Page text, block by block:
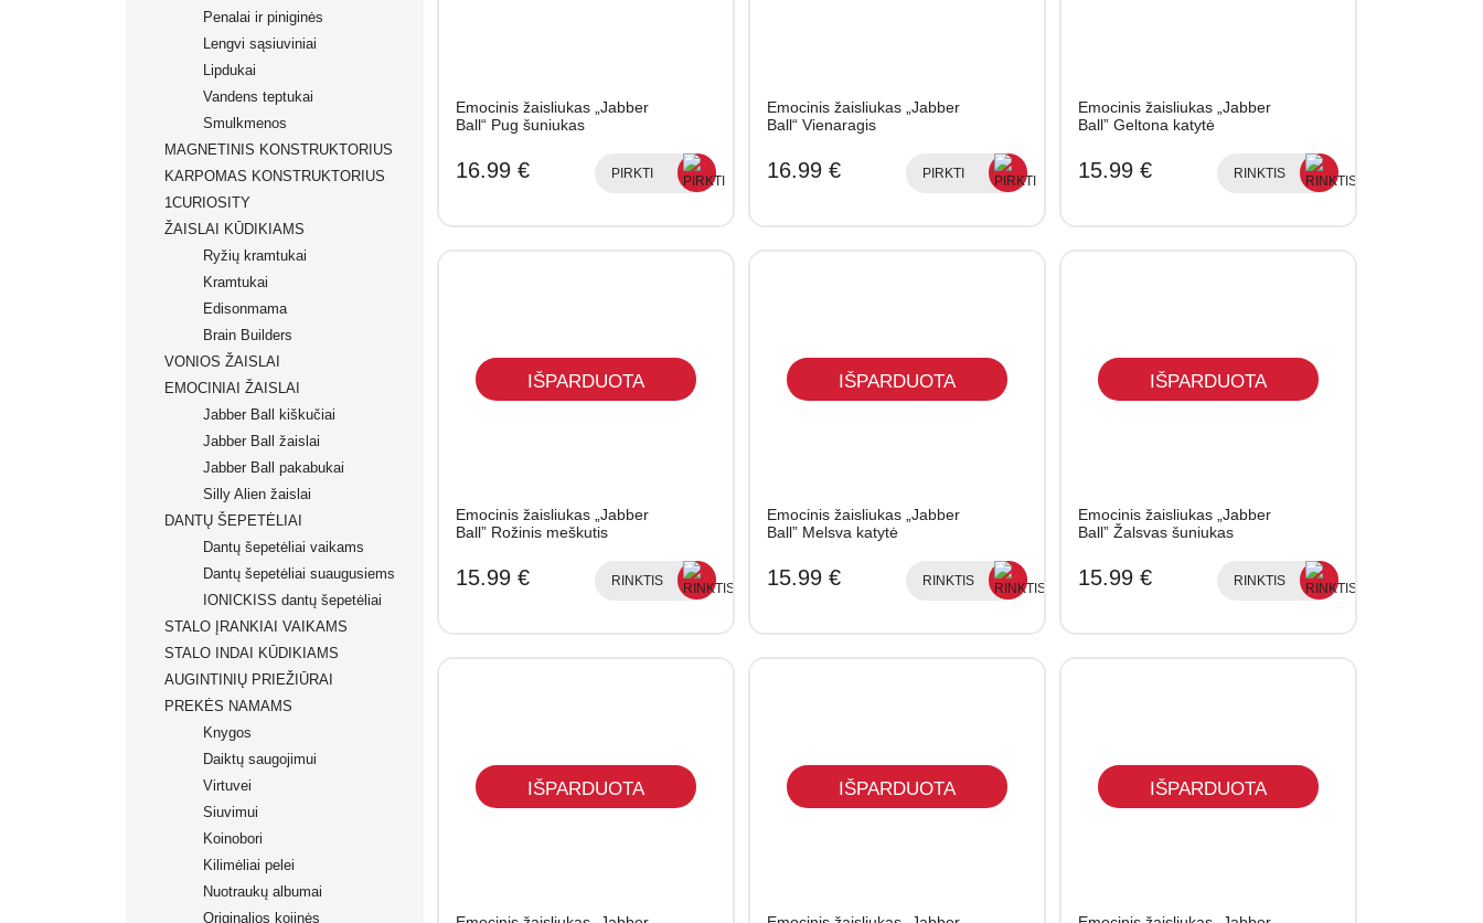
Rašikliai
Grafiniai rašikliai
Ergonomiški rašikliai
Dėklai rašikliams
Flomasteriai
Flomasteriai tekstilei
Akriliniai markeriai
Permanentiniai markeriai
Kreidiniai markeriai
Markeriai įvairių paviršių
dekoravimui
Markeriai porcelianui
Penalai ir piniginės
Lengvi sąsiuviniai
Lipdukai
Vandens teptukai
Smulkmenos
MAGNETINIS KONSTRUKTORIUS
KARPOMAS KONSTRUKTORIUS
1CURIOSITY
ŽAISLAI KŪDIKIAMS
Ryžių kramtukai
Kramtukai
Edisonmama
Brain Builders
Žaislų rinkiniai
Žaislai nuo gimimo
Žaislai nuo 2+ mėn.
Žaislai nuo 3+ mėn.
Žaislai nuo 4+ mėn.
Žaislai nuo 5+ mėn.
Žaislai nuo 6+ mėn.
Žaislai nuo 7+ mėn.
VONIOS ŽAISLAI
EMOCINIAI ŽAISLAI
Jabber Ball kiškučiai
Jabber Ball žaislai
Jabber Ball pakabukai
Silly Alien žaislai
DANTŲ ŠEPETĖLIAI
Dantų šepetėliai vaikams
Dantų šepetėliai suaugusiems
IONICKISS dantų šepetėliai
STALO ĮRANKIAI VAIKAMS
STALO INDAI KŪDIKIAMS
AUGINTINIŲ PRIEŽIŪRAI
PREKĖS NAMAMS
Knygos
Daiktų saugojimui
Virtuvei
Siuvimui
Koinobori
Kilimėliai pelei
Nuotraukų albumai
Originalios kojinės
Emocinis žaisliukas „Jabber
Ball“ Pug šuniukas
16.99 € PIRKTI
Emocinis žaisliukas „Jabber
Ball“ Vienaragis
16.99 € PIRKTI
Emocinis žaisliukas „Jabber
Ball” Geltona katytė
15.99 € RINKTIS
IŠPARDUOTA
Emocinis žaisliukas „Jabber
Ball” Rožinis meškutis
15.99 € RINKTIS
IŠPARDUOTA
Emocinis žaisliukas „Jabber
Ball” Melsva katytė
15.99 € RINKTIS
IŠPARDUOTA
Emocinis žaisliukas „Jabber
Ball” Žalsvas šuniukas
15.99 € RINKTIS
IŠPARDUOTA IŠPARDUOTA IŠPARDUOTA